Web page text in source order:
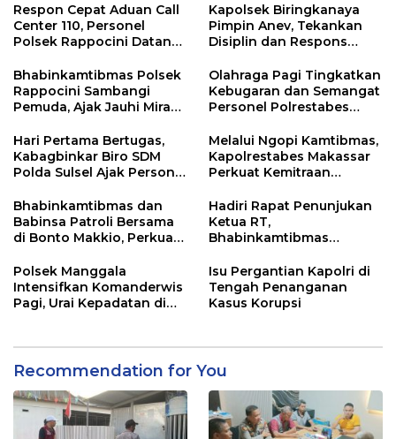
Respon Cepat Aduan Call
Center 110, Personel
Polsek Rappocini Datangi
Kapolsek Biringkanaya
Pimpin Anev, Tekankan
Disiplin dan Respons
Masyarakat
Bhabinkamtibmas Polsek
Rappocini Sambangi
Pemuda, Ajak Jauhi Miras,
Olahraga Pagi Tingkatkan
Kebugaran dan Semangat
Personel Polrestabes
Hari Pertama Bertugas,
Kabagbinkar Biro SDM
Polda Sulsel Ajak Personel
Kebersihan
Melalui Ngopi Kamtibmas,
Kapolrestabes Makassar
Perkuat Kemitraan
Bhabinkamtibmas dan
Babinsa Patroli Bersama
di Bonto Makkio, Perkuat
Hadiri Rapat Penunjukan
Ketua RT,
Bhabinkamtibmas
Pentingnya Sinergi
dengan Warga
Polsek Manggala
Intensifkan Komanderwis
Pagi, Urai Kepadatan di
Isu Pergantian Kapolri di
Tengah Penanganan
Kasus Korupsi
Recommendation for You